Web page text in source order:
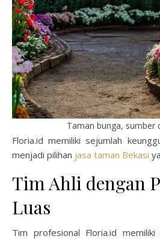
Taman bunga, sumber
Floria.id memiliki sejumlah
menjadi pilihan jasa taman Bekasi
Tim Ahli dengan
Luas
Tim profesional Floria.id memiliki